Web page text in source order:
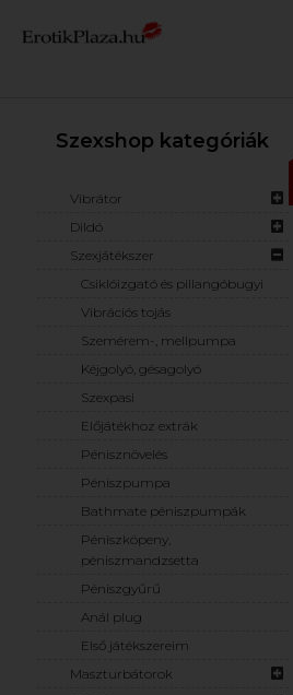
Szexshop kategóriák
Vibrátor
Dildó
Szexjátékszer
Csiklóizgató és pillangóbugyi
Vibrációs tojás
Szemérem-, mellpumpa
Kéjgolyó, gésagolyó
Szexpasi
Előjátékhoz extrák
Pénisznövelés
Péniszpumpa
Bathmate péniszpumpák
Péniszköpeny,
péniszmandzsetta
Péniszgyűrű
Anál plug
Első játékszereim
Maszturbátorok